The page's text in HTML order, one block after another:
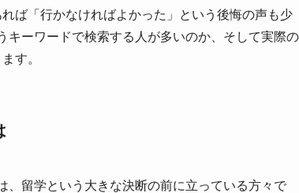
ば「行かなければよかった」という後悔の声も少
キーワードで検索する人が多いのか、そして実際の
す。
、留学という大きな決断の前に立っている方々で